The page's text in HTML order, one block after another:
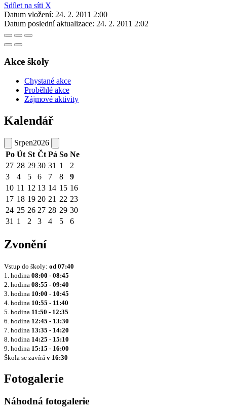
Sdílet na síti X
Datum vložení: 24. 2. 2011 2:00
Datum poslední aktualizace: 24. 2. 2011 2:02
Akce školy
Chystané akce
Proběhlé akce
Zájmové aktivity
Kalendář
Srpen2026
Po Út St Čt Pá So Ne
27 28 29 30 31 1
2
3
4 5 6 7 8
9
10 11 12 13 14 15 16
17 18 19 20 21 22 23
24 25 26 27 28 29 30
31 1 2 3 4 5 6
Zvonění
Vstup do školy: od 07:40
1. hodina 08:00 - 08:45
2. hodina 08:55 - 09:40
3. hodina 10:00 - 10:45
4. hodina 10:55 - 11:40
5. hodina 11:50 - 12:35
6. hodina 12:45 - 13:30
7. hodina 13:35 - 14:20
8. hodina 14:25 - 15:10
9. hodina 15:15 - 16:00
Škola se zavírá v 16:30
Fotogalerie
Náhodná fotogalerie